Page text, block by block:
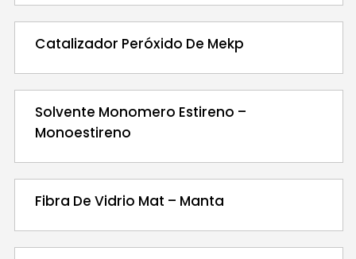
Catalizador Peróxido De Mekp
Solvente Monomero Estireno –
Monoestireno
Fibra De Vidrio Mat – Manta